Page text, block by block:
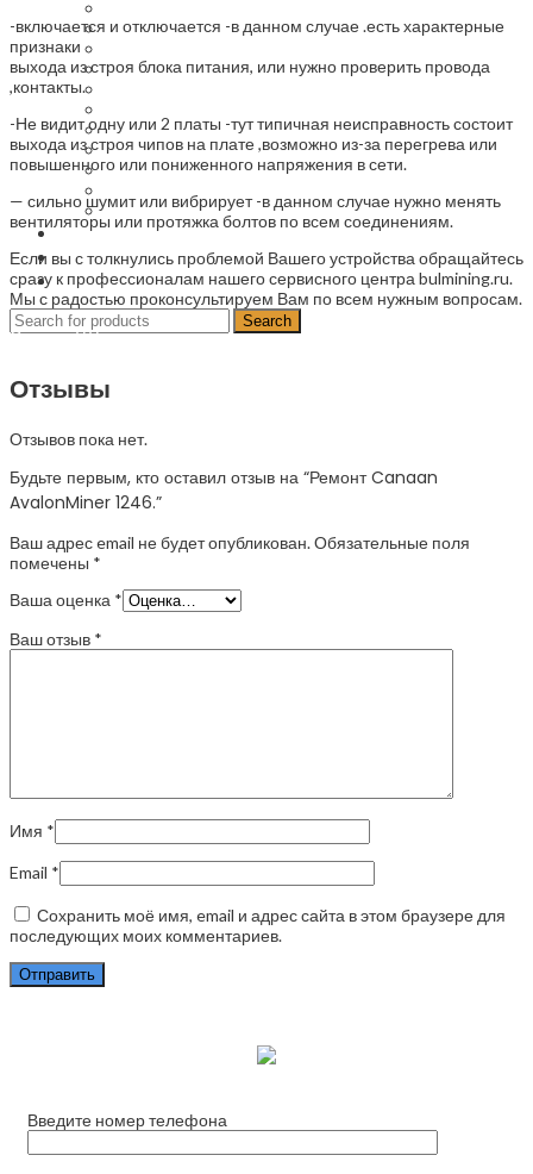
Ремонт майнинг ферм
Ремонт Innosilicon асиков
Настройка асика для майнинга
Ремонт платы асиков
Ремонт майнеров
Ремонт асик Авалон Avalon
Запчасти
О компании
Контакты
Search
-включается и отключается -в данном случае .есть характерные
признаки
выхода из строя блока питания, или нужно проверить провода
,контакты.
-Не видит одну или 2 платы -тут типичная неисправность состоит
выхода из строя чипов на плате ,возможно из-за перегрева или
повышенного или пониженного напряжения в сети.
— сильно шумит или вибрирует -в данном случае нужно менять
вентиляторы или протяжка болтов по всем соединениям.
Если вы с толкнулись проблемой Вашего устройства обращайтесь
сразу к профессионалам нашего сервисного центра bulmining.ru.
Мы с радостью проконсультируем Вам по всем нужным вопросам.
Отзывы (0)
Отзывы
Отзывов пока нет.
Будьте первым, кто оставил отзыв на “Ремонт Canaan
AvalonMiner 1246.”
Ваш адрес email не будет опубликован.Обязательные поля
помечены *
Ваша оценка *
Ваш отзыв *
Имя *
Email *
Сохранить моё имя, email и адрес сайта в этом браузере для
последующих моих комментариев.
Введите номер телефона